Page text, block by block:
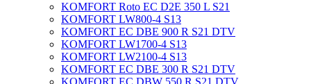
KOMFORT Roto EC D2E 350 L S21
KOMFORT LW800-4 S13
KOMFORT EC DBE 900 R S21 DTV
KOMFORT LW1700-4 S13
KOMFORT LW2100-4 S13
KOMFORT EC DBE 300 R S21 DTV